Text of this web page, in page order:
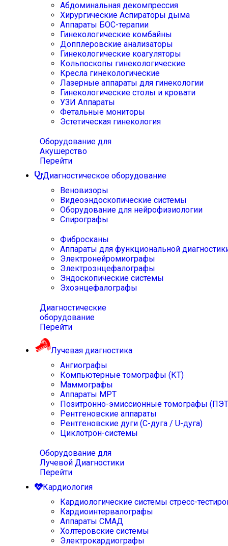
Абдоминальная декомпрессия
Хирургические Аспираторы дыма
Аппараты БОС-терапии
Гинекологические комбайны
Допплеровские анализаторы
Гинекологические коагуляторы
Кольпоскопы гинекологические
Кресла гинекологические
Лазерные аппараты для гинекологии
Гинекологические столы и кровати
УЗИ Аппараты
Фетальные мониторы
Эстетическая гинекология
Оборудование для
Акушерство
Перейти
Диагностическое оборудование
Веновизоры
Видеоэндоскопические системы
Оборудование для нейрофизиологии
Спирографы
Фибросканы
Аппараты для функциональной
Электронейромиографы
Электроэнцефалографы
Эндоскопические системы
Эхоэнцефалографы
Диагностические
оборудование
Перейти
Лучевая диагностика
Ангиографы
Компьютерные томографы (КТ)
Маммографы
Аппараты МРТ
Позитронно-эмиссионные томографы
Рентгеновские аппараты
Рентгеновские дуги (С-дуга / U-дуга)
Циклотрон-системы
Оборудование для
Лучевой Диагностики
Перейти
Кардиология
Кардиологические системы стресс-
Кардиоинтервалографы
Аппараты СМАД
Холтеровские системы
Электрокардиографы